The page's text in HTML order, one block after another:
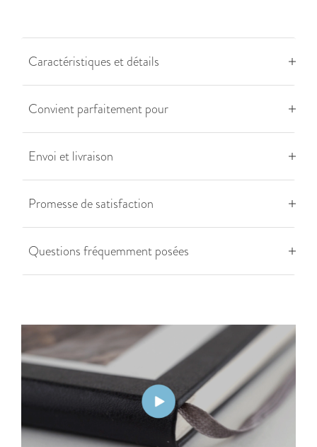
Caractéristiques et détails
Convient parfaitement pour
Envoi et livraison
Promesse de satisfaction
Questions fréquemment posées